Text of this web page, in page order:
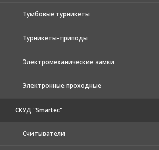
Тумбовые турникеты
Турникеты-триподы
Электромеханические замки
Электронные проходные
СКУД "Smartec"
Считыватели